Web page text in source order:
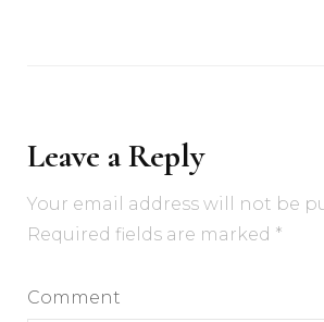
Leave a Reply
Your email address will not be
Required fields are marked *
Comment